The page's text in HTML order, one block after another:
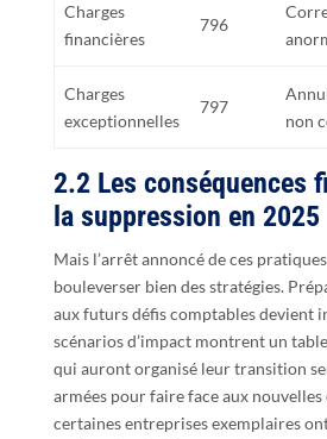
Charges
financières
796
Charges
exceptionnelles
797
non
2.2 Les conséquences
la suppression en 2025
Mais l’arrêt annoncé de ces
bouleverser bien des stratégies.
aux futurs défis comptables devient
scénarios d’impact montrent un
qui auront organisé leur transition
armées pour faire face aux nouvelles
certaines entreprises exemplaires